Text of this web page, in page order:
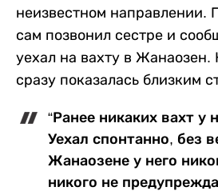
неизвестном направлении.
сам позвонил сестре и
уехал на вахту в Жанаозен.
сразу показалась близким
“Ранее никаких вахт у
Уехал спонтанно, без
Жанаозене у него
никого не